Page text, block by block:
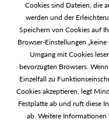
auch per E-
E-Mail-
[gzd_complaints]
Cookies sind Dateien, die
werden und der
Speichern von Cookies auf
Browser-Einstellungen
Umgang mit Cookies
bevorzugten Browsers.
Einzelfall zu
Cookies akzeptieren, legt
Festplatte ab und ruft diese
ab. Weitere Informationen